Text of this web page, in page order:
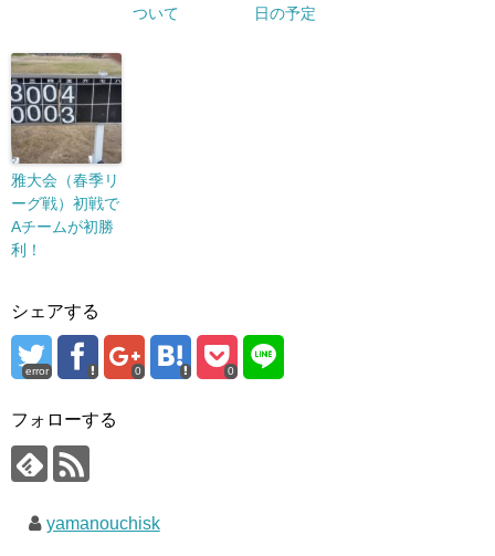
ついて
日の予定
雅大会（春季リ
ーグ戦）初戦で
Aチームが初勝
利！
シェアする
error 0 0
フォローする
yamanouchisk